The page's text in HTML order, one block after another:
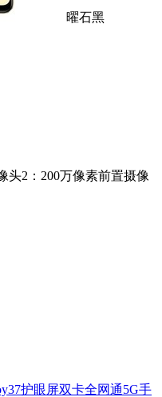
曜石黑
头2：200万像素前置摄像
护眼屏双卡全网通5G手